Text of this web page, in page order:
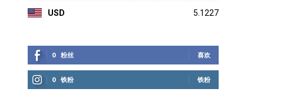
USD 5.1227
0 粉丝 喜欢
0 铁粉 铁粉